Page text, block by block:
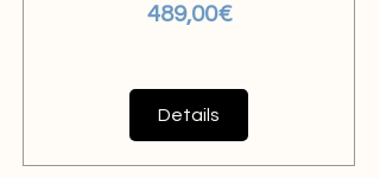
489,00€Preis
Details